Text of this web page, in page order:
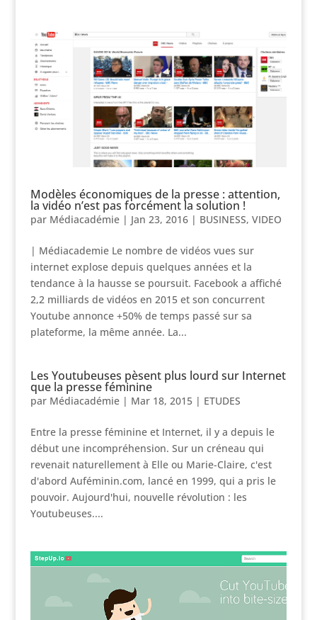
Modèles économiques de la presse : attention,
la vidéo n’est pas forcément la solution !
par Médiacadémie| Jan 23, 2016| BUSINESS, VIDEO
| Médiacademie Le nombre de vidéos vues sur
internet explose depuis quelques années et la
tendance à la hausse se poursuit. Facebook a affiché
2,2 milliards de vidéos en 2015 et son concurrent
Youtube annonce +50% de temps passé sur sa
plateforme, la même année. La...
Les Youtubeuses pèsent plus lourd sur Internet
que la presse féminine
par Médiacadémie| Mar 18, 2015| ETUDES
Entre la presse féminine et Internet, il y a depuis le
début une incompréhension. Sur un créneau qui
revenait naturellement à Elle ou Marie-Claire, c'est
d'abord Auféminin.com, lancé en 1999, qui a pris le
pouvoir. Aujourd'hui, nouvelle révolution : les
Youtubeuses....